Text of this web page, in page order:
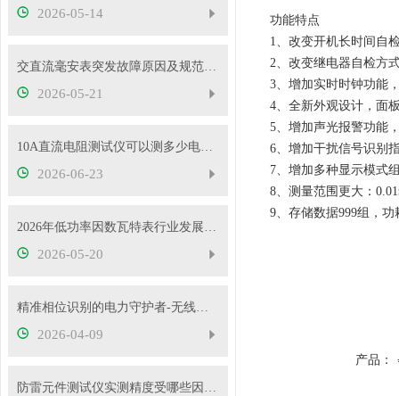
2026-05-14
交直流毫安表突发故障原因及规范处理流程
2026-05-21
10A直流电阻测试仪可以测多少电压的变压器？
2026-06-23
2026年低功率因数瓦特表行业发展概况
2026-05-20
精准相位识别的电力守护者-无线高压核相仪
2026-04-09
防雷元件测试仪实测精度受哪些因素影响？如何判断仪器好坏？
功能特点
1、改变开机长时间自
2、改变继电器自检方
3、增加实时时钟功能
4、全新外观设计，面
5、增加声光报警功能
6、增加干扰信号识别
7、增加多种显示模式
8、测量范围更大：
9、存储数据999组，
产品：